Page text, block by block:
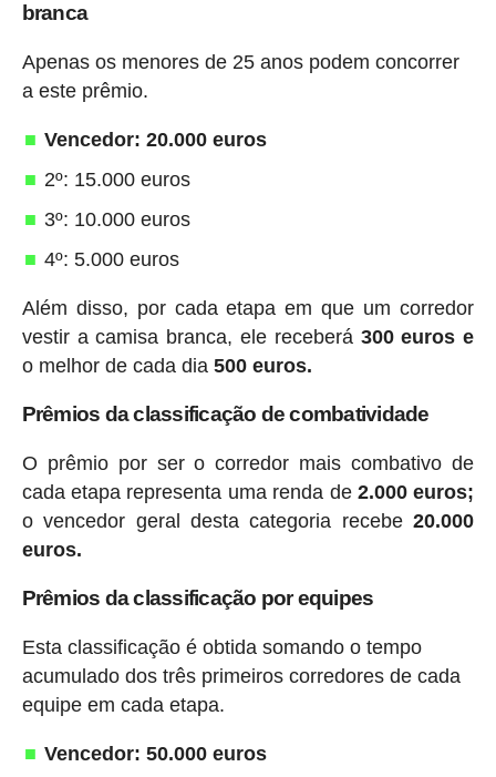
branca
Apenas os menores de 25 anos podem concorrer
a este prêmio.
Vencedor: 20.000 euros
2º: 15.000 euros
3º: 10.000 euros
4º: 5.000 euros
Além disso, por cada etapa em que um corredor
vestir a camisa branca, ele receberá 300 euros e
o melhor de cada dia500 euros.
Prêmios da classificação de combatividade
O prêmio por ser o corredor mais combativo de
cada etapa representa uma renda de 2.000 euros;
o vencedor geral desta categoria recebe20.000
euros.
Prêmios da classificação por equipes
Esta classificação é obtida somando o tempo
acumulado dos três primeiros corredores de cada
equipe em cada etapa.
Vencedor: 50.000 euros